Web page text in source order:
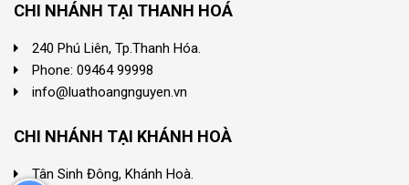
CHI NHÁNH TẠI THANH HOÁ
240 Phú Liên, Tp.Thanh Hóa.
Phone: 09464 99998
info@luathoangnguyen.vn
CHI NHÁNH TẠI KHÁNH HOÀ
Tân Sinh Đông, Khánh Hoà.